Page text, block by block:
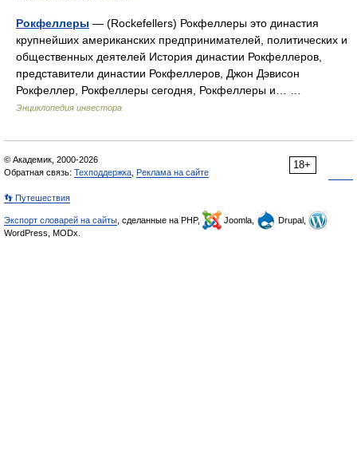
Рокфеллеры — (Rockefellers) Рокфеллеры это династия
крупнейших американских предпринимателей, политических и
общественных деятелей История династии Рокфеллеров,
представители династии Рокфеллеров, Джон Дэвисон
Рокфеллер, Рокфеллеры сегодня, Рокфеллеры и… …
Энциклопедия инвестора
18+
© Академик, 2000-2026
Обратная связь: Техподдержка Реклама на сайте
👣 Путешествия
Экспорт словарей на сайты , сделанные на PHP, Joomla,
Drupal,
WordPress, MODx.